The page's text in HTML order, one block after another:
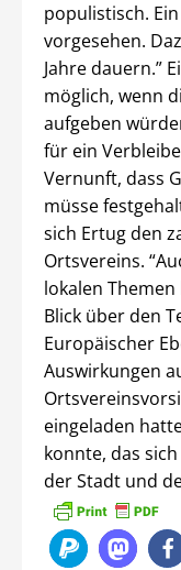
populistisch.
vorgesehen.
Jahre dauern.”
möglich, wenn
aufgeben
für ein
Vernunft, dass
müsse
sich Ertug den
Ortsvereins.
lokalen
Blick über den
Europäischer
Auswirkungen
eingeladen
konnte, das
der Stadt und